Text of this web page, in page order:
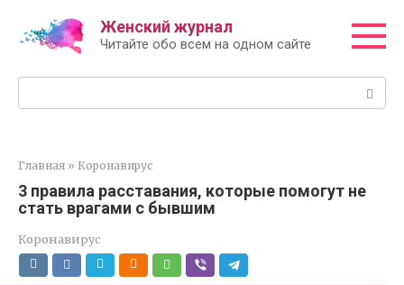
контенту
Женский журнал
Читайте обо всем на одном сайте
Главная » Коронавирус
3 правила расставания, которые помогут не
стать врагами с бывшим
Коронавирус